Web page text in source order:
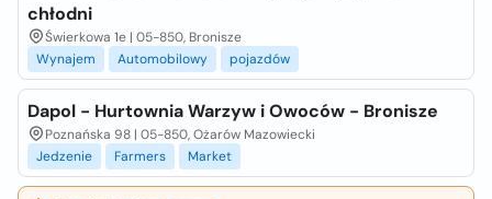
chłodni
Świerkowa 1e | 05-850, Bronisze
Wynajem
Automobilowy pojazdów
Dapol - Hurtownia Warzyw i Owoców - Bronisze
Poznańska 98 | 05-850, Ożarów Mazowiecki
Jedzenie
Farmers Market